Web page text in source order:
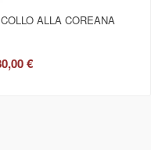
ALLA COREANA
€